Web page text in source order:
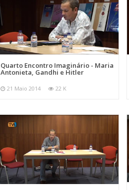
Quarto Encontro Imaginário - Maria
Antonieta, Gandhi e Hitler
21 Maio 2014 22 K